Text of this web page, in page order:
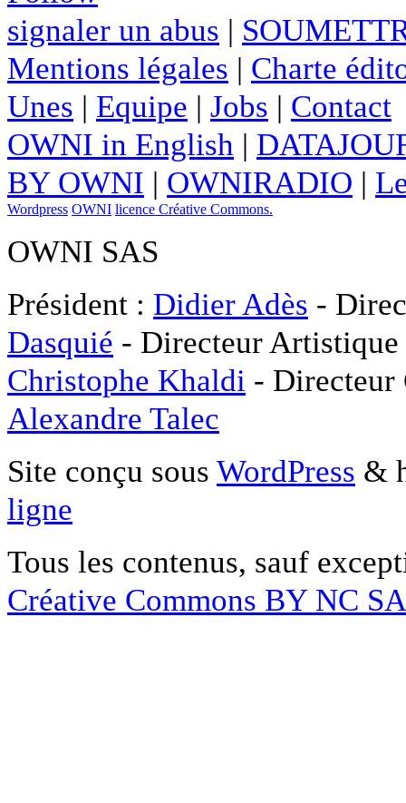
signaler un abus |
Mentions légales | Charte
Unes | Equipe | Jobs | Contact
OWNI in English |
BY OWNI | OWNIRADIO |
Wordpress OWNI licence Créative Commons.
OWNI SAS
Président : Didier Adès -
Dasquié - Directeur
Christophe Khaldi -
Alexandre Talec
Site conçu sous WordPress &
ligne
Tous les contenus, sauf
Créative Commons BY NC SA